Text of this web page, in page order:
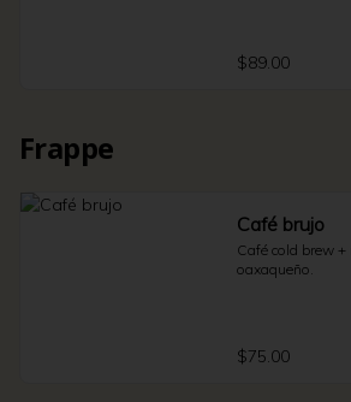
$89.00
Frappe
Café brujo
Café cold brew
oaxaqueño.
$75.00